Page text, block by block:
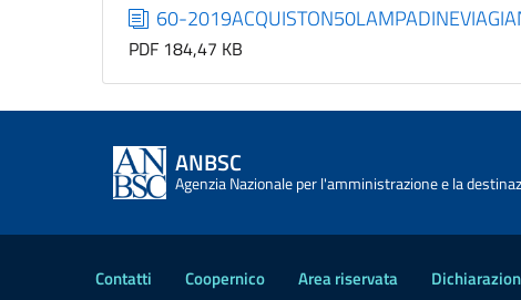
60-
PDF 184,47 KB
ANBSC
Agenzia Nazionale per l'amministrazione e la
Contatti Coopernico Area riservata